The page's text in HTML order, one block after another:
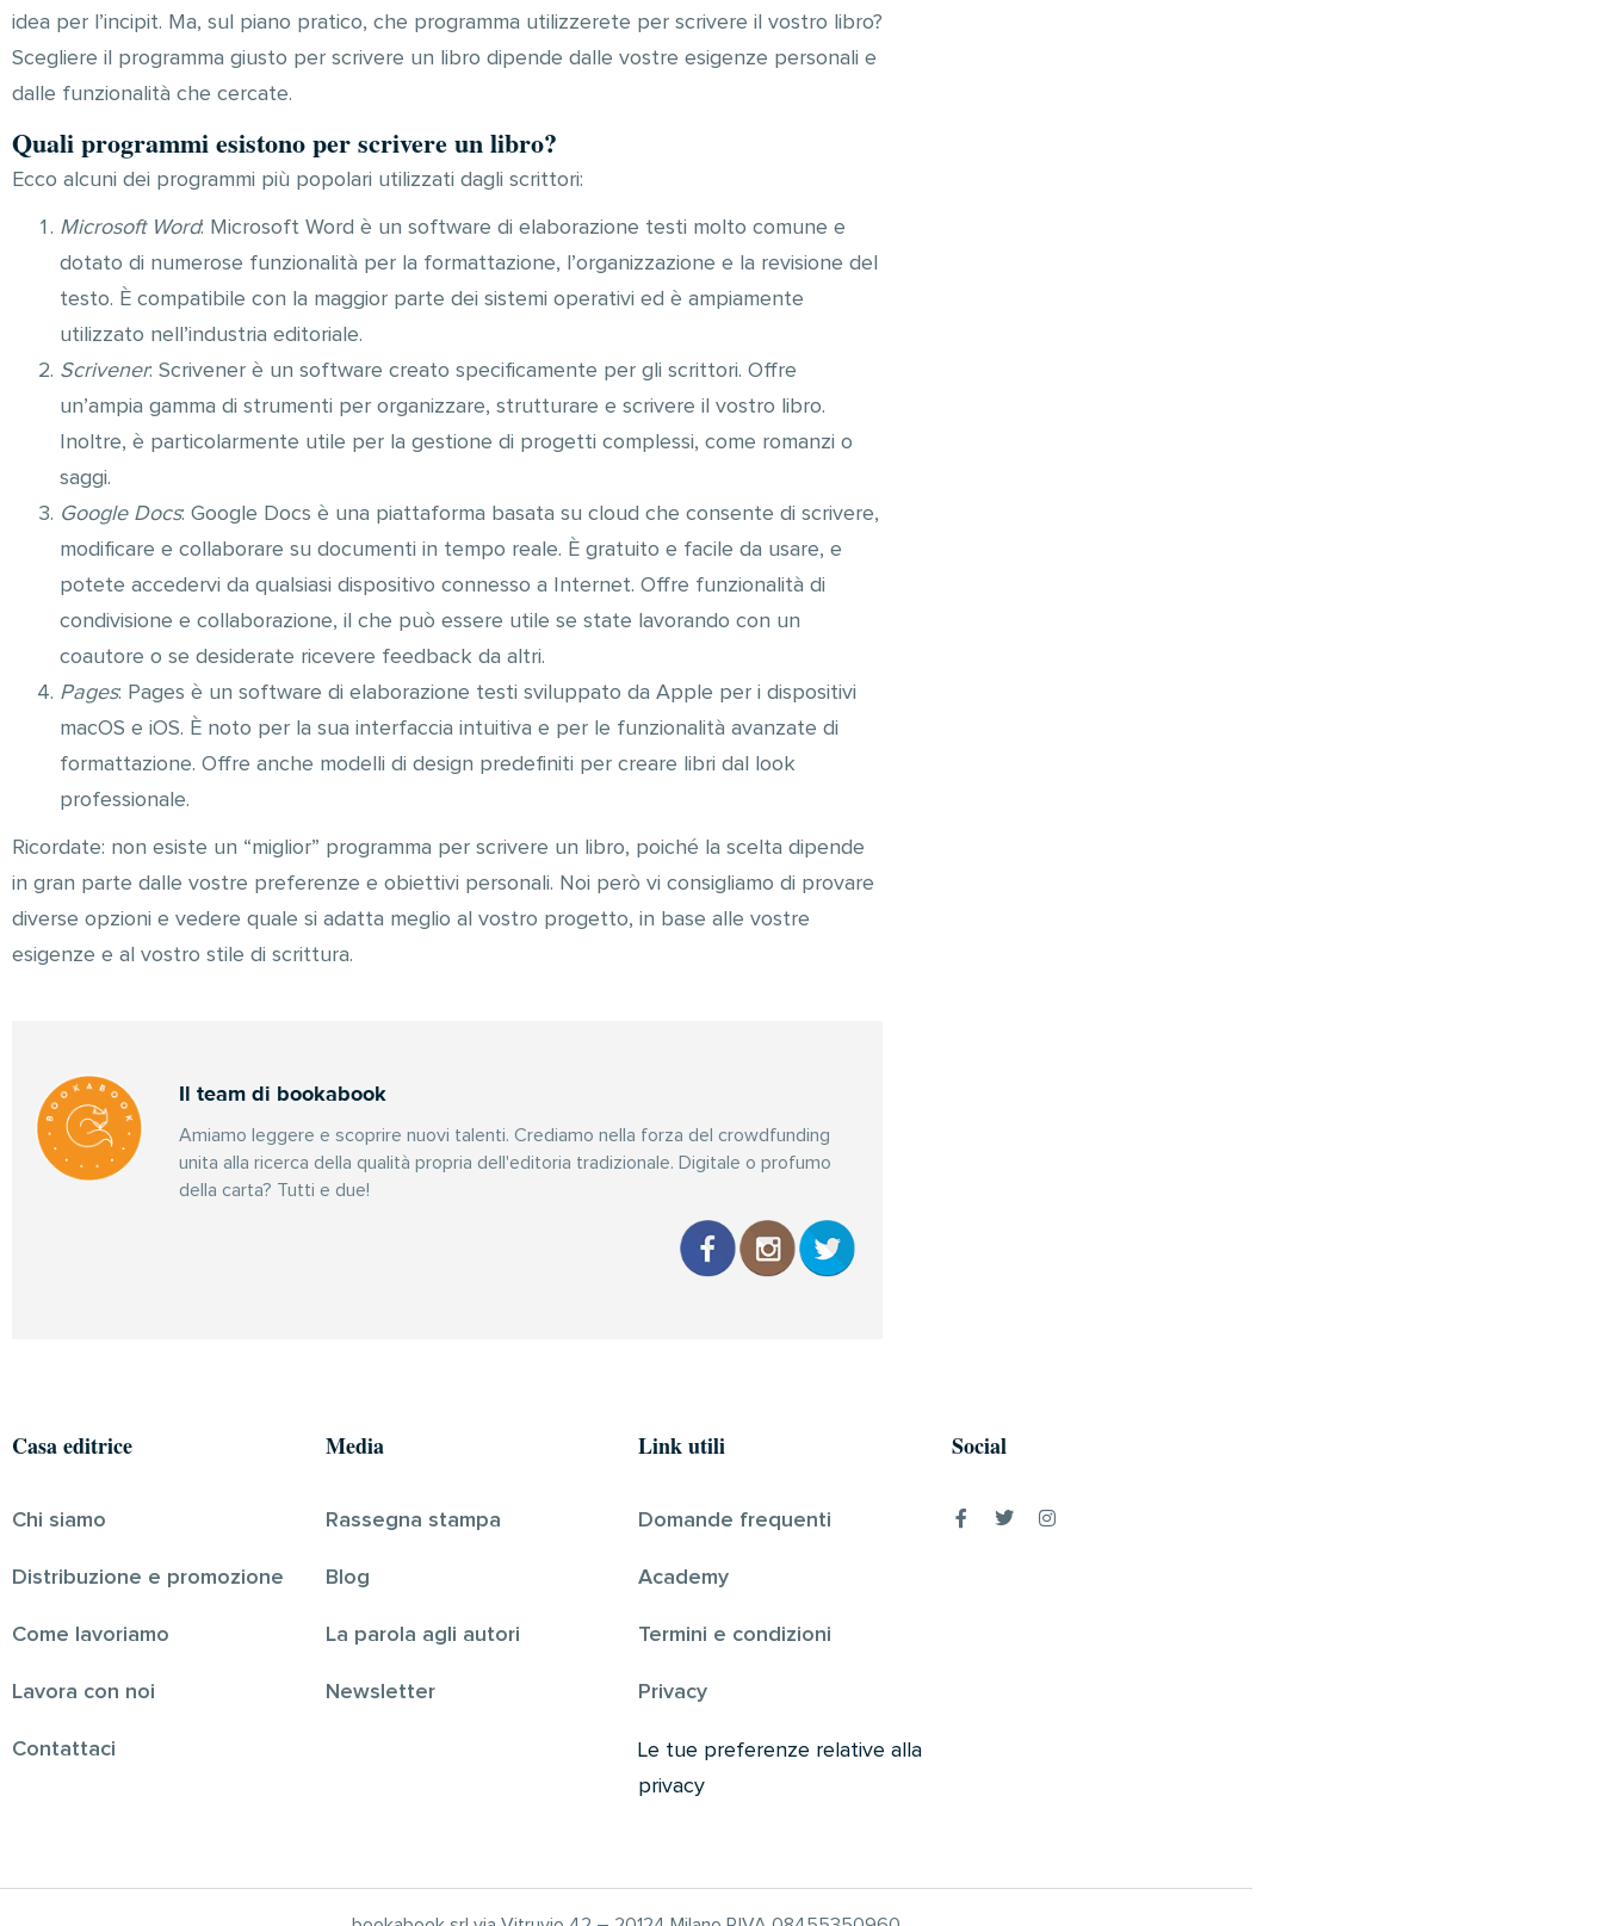
idea per l’incipit. Ma, sul piano pratico, che programma utilizzerete per scrivere il vostro libro?
Scegliere il programma giusto per scrivere un libro dipende dalle vostre esigenze personali e
dalle funzionalità che cercate.
Quali programmi esistono per scrivere un libro?
Ecco alcuni dei programmi più popolari utilizzati dagli scrittori:
Microsoft Word: Microsoft Word è un software di elaborazione testi molto comune e
dotato di numerose funzionalità per la formattazione, l’organizzazione e la revisione del
testo. È compatibile con la maggior parte dei sistemi operativi ed è ampiamente
utilizzato nell’industria editoriale.
Scrivener: Scrivener è un software creato specificamente per gli scrittori. Offre
un’ampia gamma di strumenti per organizzare, strutturare e scrivere il vostro libro.
Inoltre, è particolarmente utile per la gestione di progetti complessi, come romanzi o
saggi.
Google Docs: Google Docs è una piattaforma basata su cloud che consente di scrivere,
modificare e collaborare su documenti in tempo reale. È gratuito e facile da usare, e
potete accedervi da qualsiasi dispositivo connesso a Internet. Offre funzionalità di
condivisione e collaborazione, il che può essere utile se state lavorando con un
coautore o se desiderate ricevere feedback da altri.
Pages: Pages è un software di elaborazione testi sviluppato da Apple per i dispositivi
macOS e iOS. È noto per la sua interfaccia intuitiva e per le funzionalità avanzate di
formattazione. Offre anche modelli di design predefiniti per creare libri dal look
professionale.
Ricordate: non esiste un “miglior” programma per scrivere un libro, poiché la scelta dipende
in gran parte dalle vostre preferenze e obiettivi personali. Noi però vi consigliamo di provare
diverse opzioni e vedere quale si adatta meglio al vostro progetto, in base alle vostre
esigenze e al vostro stile di scrittura.
Il team di bookabook
Amiamo leggere e scoprire nuovi talenti. Crediamo nella forza del crowdfunding
unita alla ricerca della qualità propria dell'editoria tradizionale. Digitale o profumo
della carta? Tutti e due!
Casa editrice
Chi siamo
Distribuzione e promozione
Come lavoriamo
Lavora con noi
Contattaci
Media
Rassegna stampa
Blog
La parola agli autori
Newsletter
Link utili
Domande frequenti
Academy
Termini e condizioni
Privacy
Le tue preferenze relative alla
privacy
Social